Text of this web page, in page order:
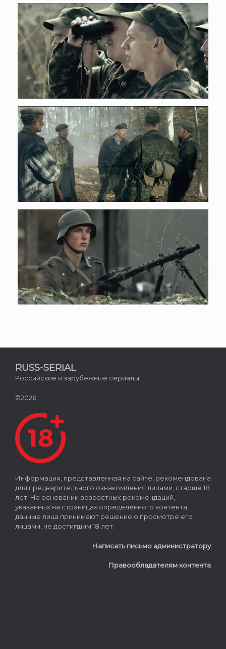
RUSS-SERIAL
Российские и зарубежные сериалы
©2026
Информация, представленная на сайте, рекомендована
для предварительного ознакомления лицами, старше 18
лет. На основании возрастных рекомендаций,
указанных на страницах определённого контента,
данные лица принимают решение о просмотре его
лицами, не достигшим 18 лет.
Написать письмо администратору
Правообладателям контента